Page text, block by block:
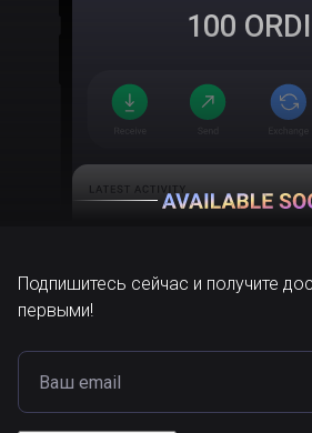
100 ORDI
Подпишитесь сейчас и получите
первыми!